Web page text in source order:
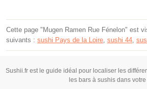
Cette page "Mugen Ramen Rue Fénelon" est
suivants : sushi Pays de la Loire sushi 44
Sushii.fr est le guide idéal pour localiser les
les bars à sushis dans votre